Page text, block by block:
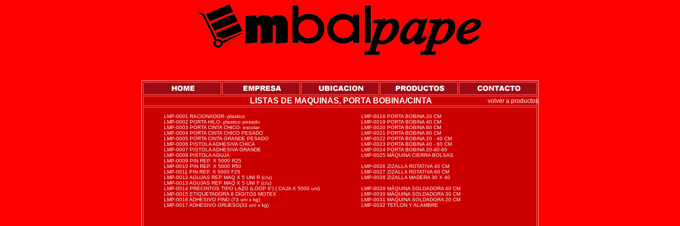
LISTAS DE MAQUINAS, PORTA BOBINA/CINTA volver a productos
LMP-0001 RACIONADOR- plastico
LMP-0002 PORTA HILO- plastico pesado
LMP-0003 PORTA CINTA CHICO- escolar
LMP-0004 PORTA CINTA CHICO PESADO
LMP-0005 PORTA CINTA GRANDE PESADO
LMP-0006 PISTOLA ADHESIVA CHICA
LMP-0007 PISTOLA ADHESIVA GRANDE
LMP-0008 PISTOLA AGUJA
LMP-0009 PIN REP. X 5000 R25
LMP-0010 PIN REP. X 5000 R50
LMP-0011 PIN REP. X 5000 F25
LMP-0012 AGUJAS REP MAQ X 5 UNI R (c/u)
LMP-0013 AGUJAS REP MAQ X 5 UNI F (c/u)
LMP-0014 PRECINTOS TIPO LAZO (LOOP 6”) ( CAJA X 5000 uni)
LMP-0015 ETIQUETADORA 8 DÍGITOS MOTEX
LMP-0016 ADHESIVO FINO (73 uni x kg)
LMP-0017 ADHESIVO GRUESO(33 uni x kg)
LMP-0018 PORTA BOBINA 20 CM
LMP-0019 PORTA BOBINA 40 CM
LMP-0020 PORTA BOBINA 60 CM
LMP-0021 PORTA BOBINA 80 CM
LMP-0022 PORTA BOBINA 20 - 40 CM
LMP-0023 PORTA BOBINA 40 - 60 CM
LMP-0024 PORTA BOBINA 20-40-60
LMP-0025 MÁQUINA CIERRA BOLSAS
LMP-0026 ZIZALLA ROTATIVA 40 CM
LMP-0027 ZIZALLA ROTATIVA 60 CM
LMP-0028 ZIZALLA MADERA 30 X 40
LMP-0029 MÁQUINA SOLDADORA 40 CM
LMP-0030 MÁQUINA SOLDADORA 30 CM
LMP-0031 MAQUINA SOLDADORA 20 CM
LMP-0032 TEFLON Y ALAMBRE